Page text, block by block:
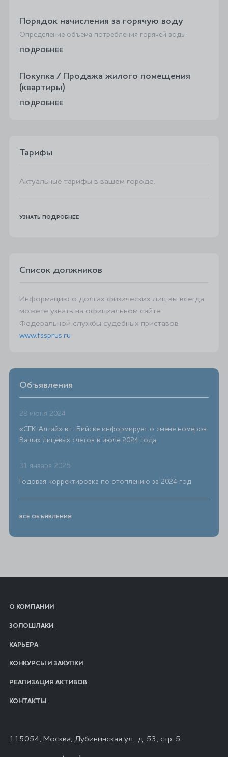
Порядок начисления за горячую воду
Определение объема потребления горячей воды
ПОДРОБНЕЕ
Покупка / Продажа жилого помещения
(квартиры)
ПОДРОБНЕЕ
Тарифы
Актуальные тарифы в вашем городе.
УЗНАТЬ ПОДРОБНЕЕ
Список должников
Информацию о долгах физических лиц вы всегда
можете узнать на официальном сайте
Федеральной службы судебных приставов
www.fssprus.ru
Объявления
28 июня 2024
«СГК-Алтай» в г. Бийске информирует о смене номеров
Ваших лицевых счетов в июле 2024 года.
31 января 2025
Годовая корректировка по отоплению за 2024 год
ВСЕ ОБЪЯВЛЕНИЯ
О КОМПАНИИ
ЗОЛОШЛАКИ
КАРЬЕРА
КОНКУРСЫ И ЗАКУПКИ
РЕАЛИЗАЦИЯ АКТИВОВ
КОНТАКТЫ
115054, Москва, Дубининская ул., д. 53, стр. 5